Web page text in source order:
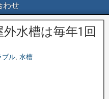
わせ
水槽は毎年1回
ブル, 水槽